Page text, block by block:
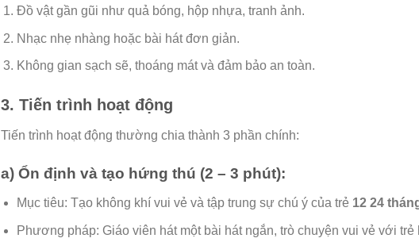
Đồ vật gần gũi như quả bóng, hộp nhựa, tranh ảnh.
Nhạc nhẹ nhàng hoặc bài hát đơn giản.
Không gian sạch sẽ, thoáng mát và đảm bảo an toàn.
3. Tiến trình hoạt động
Tiến trình hoạt động thường chia thành 3 phần chính:
a) Ổn định và tạo hứng thú (2 – 3 phút):
Mục tiêu: Tạo không khí vui vẻ và tập trung sự chú ý của trẻ 12 24
Phương pháp: Giáo viên hát một bài hát ngắn, trò chuyện vui vẻ với